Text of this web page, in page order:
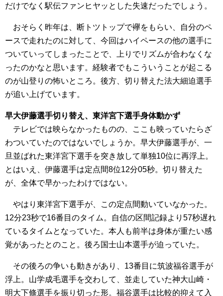
だけでなく駅伝ファンヒヤッとした失速だったでしょう。
おそらく昨年は、断トツトップで襷をもらい、自分のペ
ースで走れたのに対して、今回はハイペースの他の選手に
ついていってしまったことで、上りでリズムが合わなくな
ったのかなと思います。経験者でもこういうことが起こる
のが山登りの怖いところ。後方、切り替えた法大細迫選手
が追い上げています。
早大伊藤選手切り替え、東洋宮下選手身体動かず
テレビでは映らなかったものの、ここも映っていたらざ
わついていたのではないでしょうか。早大伊藤選手が、一
旦並ばれた東洋宮下選手を突き放して単独10位に再浮上。
とはいえ、伊藤選手は定点間8位12分05秒。切り替えた
が、全体で早かったわけではない。
やはり東洋宮下選手が、この定点間動いていなかった。
12分23秒で16番目のタイム。自信の区間記録より57秒遅れ
ているタイムとなっていた。本人も前半は身体が重たい感
覚があったとのこと。後ろ国士山本選手が迫っていた。
その後ろの争いも動きがあり、13番目に筑波福谷選手が
浮上。山学成毛選手を交わして、並走していた神大山崎・
明大下條選手を振り切った形。福谷選手は比較的抑えて入